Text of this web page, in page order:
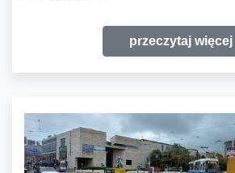
przeczytaj więcej